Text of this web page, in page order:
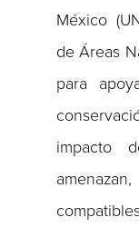
México
de Áreas
para
impacto